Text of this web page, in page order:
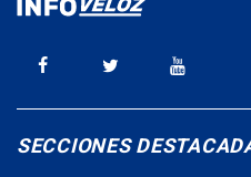
SECCIONES